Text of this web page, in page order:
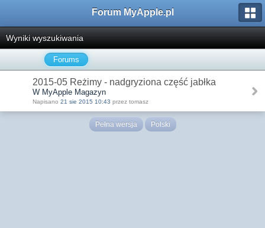
Forum MyApple.pl
Wyniki wyszukiwania
Forums
2015-05 Reżimy - nadgryziona część jabłka
W MyApple Magazyn
Napisano 21 sie 2015 10:43 przez tomasz
Pełna wersja Polski